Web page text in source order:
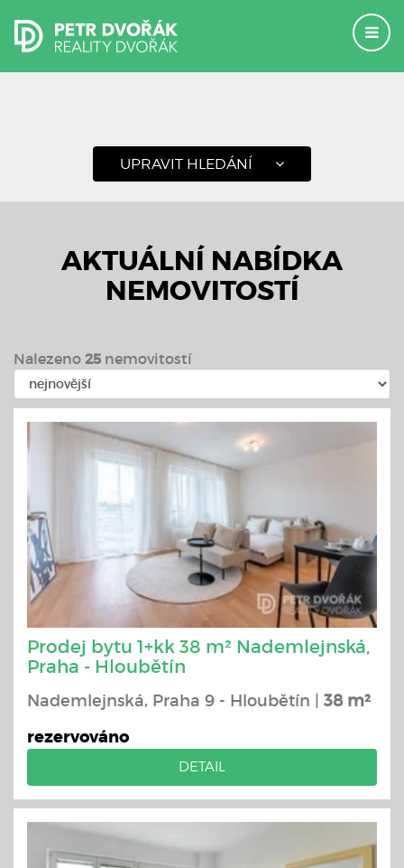
UPRAVIT HLEDÁNÍ
AKTUÁLNÍ NABÍDKA
NEMOVITOSTÍ
Nalezeno 25 nemovitostí
Prodej bytu 1+kk 38 m² Nademlejnská,
Praha - Hloubětín
Nademlejnská, Praha 9 - Hloubětín | 38 m²
rezervováno
DETAIL